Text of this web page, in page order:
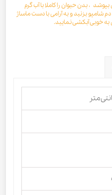
، بدن حیوان را کاملا با آب گرم
بزنید و به آرامی با دست ماساژ
خوبی آبکشی نمایید.